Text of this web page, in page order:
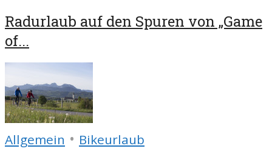
Radurlaub auf den Spuren von „Game
of...
Allgemein • Bikeurlaub